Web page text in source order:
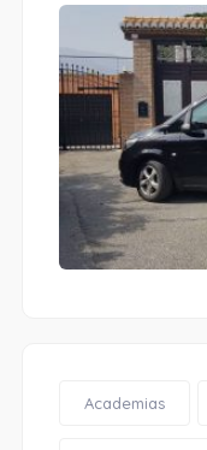
Academias